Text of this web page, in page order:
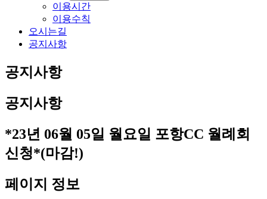
이용시간
이용수칙
오시는길
공지사항
공지사항
공지사항
*23년 06월 05일 월요일 포항CC 월례회
신청*(마감!)
페이지 정보